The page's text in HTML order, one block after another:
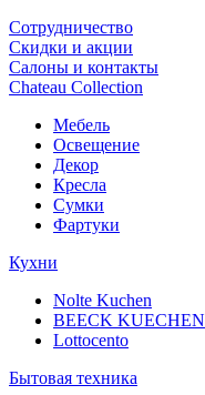
Сотрудничество
Скидки и акции
Салоны и контакты
Chateau Collection
Мебель
Освещение
Декор
Кресла
Сумки
Фартуки
Кухни
Nolte Kuchen
BEECK KUECHEN
Lottocento
Бытовая техника